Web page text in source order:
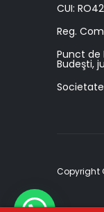
CUI:
Reg.
Punct de
Budeşti,
Societate
Copyright ©